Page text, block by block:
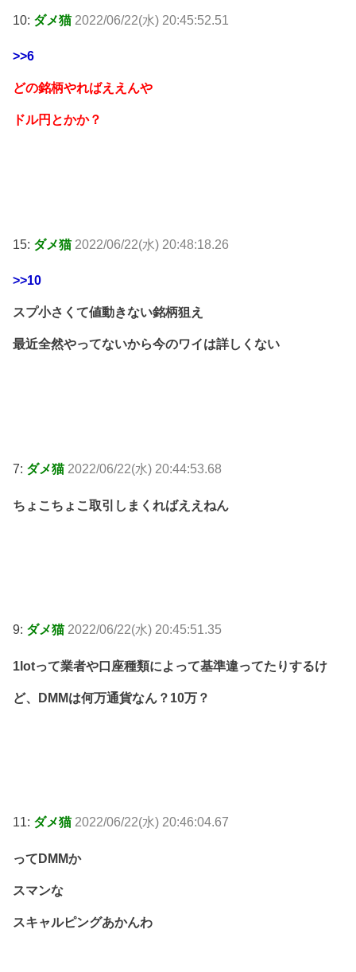
10: ダメ猫 2022/06/22(水) 20:45:52.51
>>6
どの銘柄やればええんや
ドル円とかか？
15: ダメ猫 2022/06/22(水) 20:48:18.26
>>10
スプ小さくて値動きない銘柄狙え
最近全然やってないから今のワイは詳しくない
7: ダメ猫 2022/06/22(水) 20:44:53.68
ちょこちょこ取引しまくればええねん
9: ダメ猫 2022/06/22(水) 20:45:51.35
1lotって業者や口座種類によって基準違ってたりするけ
ど、DMMは何万通貨なん？10万？
11: ダメ猫 2022/06/22(水) 20:46:04.67
ってDMMか
スマンな
スキャルピングあかんわ